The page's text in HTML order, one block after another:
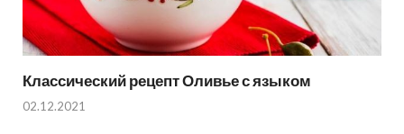
Классический рецепт Оливье с языком
02.12.2021